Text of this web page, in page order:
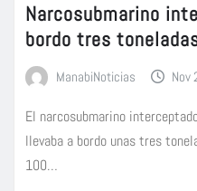
Narcosubmarino
bordo tres
ManabiNoticias Nov
El narcosubmarino
llevaba a bordo unas tres
100…